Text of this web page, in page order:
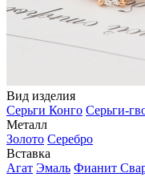
Вид изделия
Серьги Конго Серьги-
Металл
Золото Серебро
Вставка
Агат Эмаль Фианит